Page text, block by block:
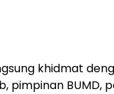
khidmat
pimpinan BUMD,